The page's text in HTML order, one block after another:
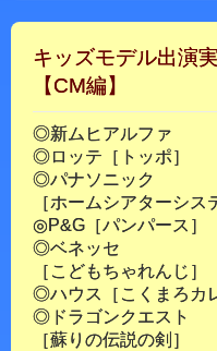
キッズモデル出演
【CM編】
◎新ムヒアルファ
◎ロッテ［トッポ］
◎パナソニック
［ホームシアターシス
◎P&G［パンパース］
◎ベネッセ
［こどもちゃれんじ］
◎ハウス［こくまろカ
◎ドラゴンクエスト
［蘇りの伝説の剣］